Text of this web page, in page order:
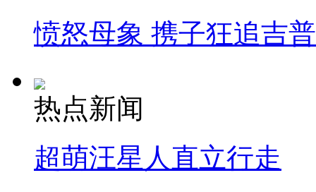
愤怒母象 携子狂追吉
热点新闻
超萌汪星人直立行走